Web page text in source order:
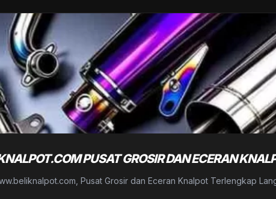
PUSAT GROSIR DAN ECERAN
Pusat Grosir dan Eceran Knalpot Terlengkap